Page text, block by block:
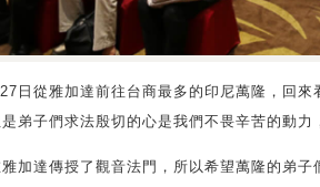
日從雅加達前往台商最多的印尼萬隆，回
弟子們求法殷切的心是我們不畏辛苦的動力
加達傳授了觀音法門，所以希望萬隆的弟